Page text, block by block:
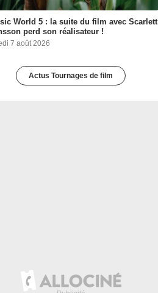
World 5 : la suite du film avec Scarlett
perd son réalisateur !
7 août 2026
Actus Tournages de film